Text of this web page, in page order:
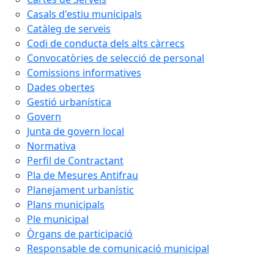
Casals d'estiu municipals
Catàleg de serveis
Codi de conducta dels alts càrrecs
Convocatòries de selecció de personal
Comissions informatives
Dades obertes
Gestió urbanística
Govern
Junta de govern local
Normativa
Perfil de Contractant
Pla de Mesures Antifrau
Planejament urbanístic
Plans municipals
Ple municipal
Òrgans de participació
Responsable de comunicació municipal